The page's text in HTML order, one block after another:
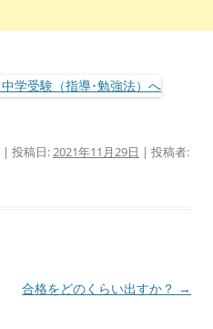
| 投稿日:2021年11月29日 | 投稿者:
合格をどのくらい出すか？ →